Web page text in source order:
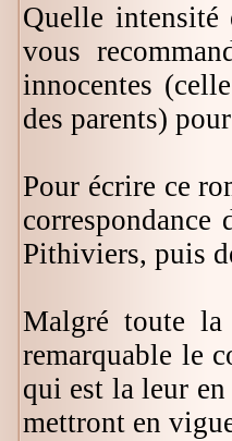
Quelle
vous
innocentes
des parents)
Pour écrire ce
Pithiviers, puis
Malgré toute la
remarquable le
qui est la leur
mettront en